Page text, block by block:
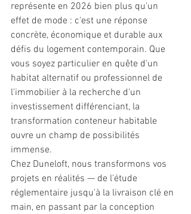
représente en 2026 bien plus qu'un
effet de mode : c'est une réponse
concrète, économique et durable aux
défis du logement contemporain. Que
vous soyez particulier en quête d'un
habitat alternatif ou professionnel de
l'immobilier à la recherche d'un
investissement différenciant, la
transformation conteneur habitable
ouvre un champ de possibilités
immense.
Chez Duneloft, nous transformons vos
projets en réalités — de l'étude
réglementaire jusqu'à la livraison clé en
main, en passant par la conception